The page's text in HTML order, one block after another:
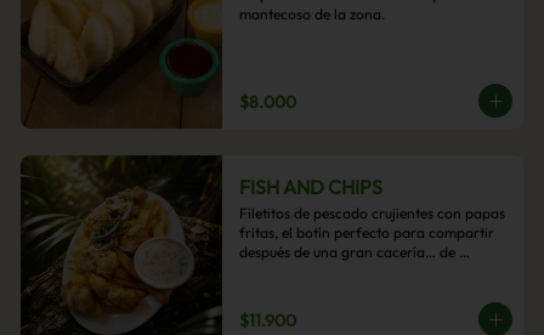
mantecoso de la zona.
$8.000
FISH AND CHIPS
Filetitos de pescado crujientes con papas
fritas, el botín perfecto para compartir
después de una gran cacería… de
$11.900